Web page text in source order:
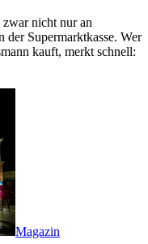
nicht nur an
der Supermarktkasse. Wer
kauft, merkt schnell:
Magazin